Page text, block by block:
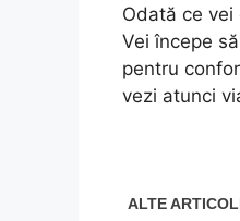
Odată ce
Vei începe
pentru
vezi atunci